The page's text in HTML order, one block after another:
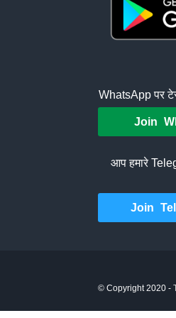
WhatsApp पर
Join
आप हमारे
Join
© Copyright 2020 -